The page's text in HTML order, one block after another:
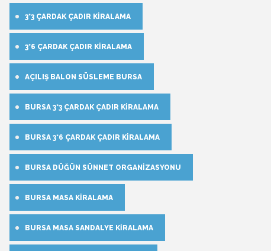
3*3 ÇARDAK ÇADIR KIRALAMA
3*6 ÇARDAK ÇADIR KIRALAMA
AÇILIŞ BALON SÜSLEME BURSA
BURSA 3*3 ÇARDAK ÇADIR KIRALAMA
BURSA 3*6 ÇARDAK ÇADIR KIRALAMA
BURSA DÜĞÜN SÜNNET ORGANIZASYONU
BURSA MASA KIRALAMA
BURSA MASA SANDALYE KIRALAMA